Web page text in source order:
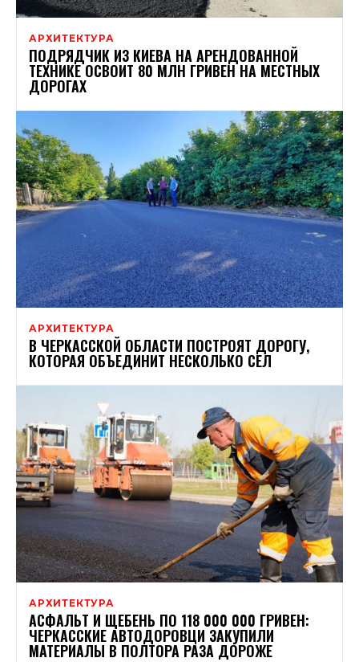
АРХИТЕКТУРА
ПОДРЯДЧИК ИЗ КИЕВА НА АРЕНДОВАННОЙ
ТЕХНИКЕ ОСВОИТ 80 МЛН ГРИВЕН НА МЕСТНЫХ
ДОРОГАХ
АРХИТЕКТУРА
В ЧЕРКАССКОЙ ОБЛАСТИ ПОСТРОЯТ ДОРОГУ,
КОТОРАЯ ОБЪЕДИНИТ НЕСКОЛЬКО СЕЛ
АРХИТЕКТУРА
АСФАЛЬТ И ЩЕБЕНЬ ПО 118 000 000 ГРИВЕН:
ЧЕРКАССКИЕ АВТОДОРОВЦИ ЗАКУПИЛИ
МАТЕРИАЛЫ В ПОЛТОРА РАЗА ДОРОЖЕ